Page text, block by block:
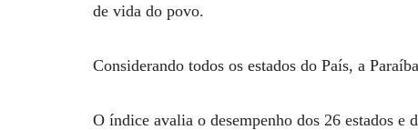
de vida do povo.
Considerando todos os estados do País, a
O índice avalia o desempenho dos 26 estados